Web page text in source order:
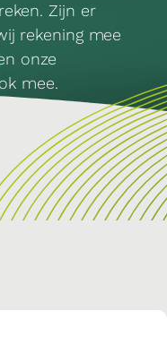
Zijn er
rekening mee
onze
mee.